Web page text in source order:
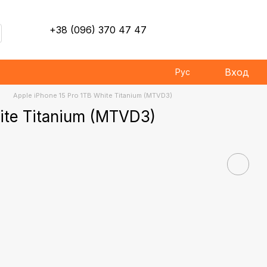
+38 (096) 370 47 47
Рус Вход
Apple iPhone 15 Pro 1TB White Titanium (MTVD3)
Titanium (MTVD3)